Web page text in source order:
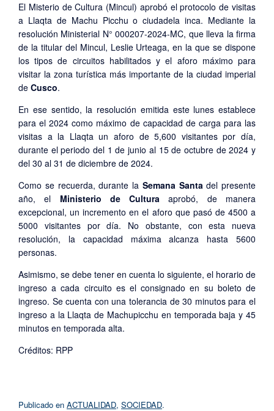
El Misterio de Cultura (Mincul) aprobó el protocolo de visitas
a Llaqta de Machu Picchu o ciudadela inca. Mediante la
resolución Ministerial N° 000207-2024-MC, que lleva la firma
de la titular del Mincul, Leslie Urteaga, en la que se dispone
los tipos de circuitos habilitados y el aforo máximo para
visitar la zona turística más importante de la ciudad imperial
de Cusco.
En ese sentido, la resolución emitida este lunes establece
para el 2024 como máximo de capacidad de carga para las
visitas a la Llaqta un aforo de 5,600 visitantes por día,
durante el periodo del 1 de junio al 15 de octubre de 2024 y
del 30 al 31 de diciembre de 2024.
Como se recuerda, durante la Semana Santadel presente
año, el Ministerio de Cultura aprobó, de manera
excepcional, un incremento en el aforo que pasó de 4500 a
5000 visitantes por día. No obstante, con esta nueva
resolución, la capacidad máxima alcanza hasta 5600
personas.
Asimismo, se debe tener en cuenta lo siguiente, el horario de
ingreso a cada circuito es el consignado en su boleto de
ingreso. Se cuenta con una tolerancia de 30 minutos para el
ingreso a la Llaqta de Machupicchu en temporada baja y 45
minutos en temporada alta.
Créditos: RPP
Publicado en ACTUALIDAD, SOCIEDAD.